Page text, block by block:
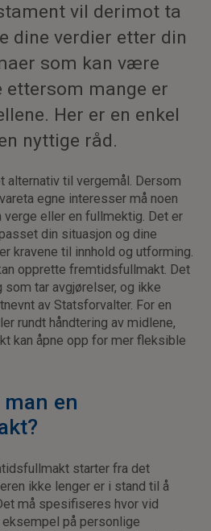
vil derimot ta
dine verdier etter din
som kan være
mange er
Her er en enkel
nyttige råd.
alternativ til vergemål. Dersom
egne interesser må noen
verge eller en fullmektig. Det er
din situasjon og dine
kravene til innhold og utforming.
opprette fremtidsfullmakt. Det
tar avgjørelser, og ikke
av Statsforvalter. For en
rundt håndtering av midlene,
kan åpne opp for mer fleksible
en
starter fra det
ikke lenger er i stand til å
må spesifiseres hvor vid
på personlige